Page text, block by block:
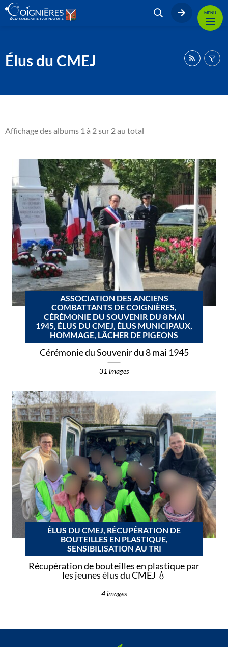
MENU
Élus du CMEJ
Affichage des albums 1 à 2 sur 2 au total
ASSOCIATION DES ANCIENS
COMBATTANTS DE COIGNIÈRES,
CÉRÉMONIE DU SOUVENIR DU 8 MAI
1945, ÉLUS DU CMEJ, ÉLUS MUNICIPAUX,
HOMMAGE, LÂCHER DE PIGEONS
Cérémonie du Souvenir du 8 mai 1945
31 images
ÉLUS DU CMEJ, RÉCUPÉRATION DE
BOUTEILLES EN PLASTIQUE,
SENSIBILISATION AU TRI
Récupération de bouteilles en plastique par
les jeunes élus du CMEJ 💧
4 images